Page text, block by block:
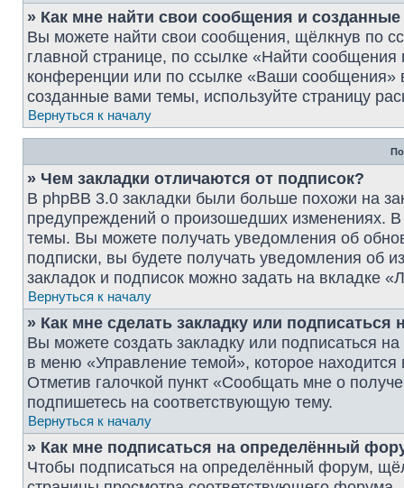
» Как мне найти свои сообщения и
Вы можете найти свои сообщения, щёлкнув по
главной странице, по ссылке «Найти
конференции или по ссылке «Ваши
созданные вами темы, используйте страницу
Вернуться к началу
» Чем закладки отличаются от подписок?
В phpBB 3.0 закладки были больше похожи на
предупреждений о произошедших изменениях.
темы. Вы можете получать уведомления об
подписки, вы будете получать уведомления об
закладок и подписок можно задать на вкладке
Вернуться к началу
» Как мне сделать закладку или
Вы можете создать закладку или подписаться
в меню «Управление темой», которое
Отметив галочкой пункт «Сообщать мне о
подпишетесь на соответствующую тему.
Вернуться к началу
» Как мне подписаться на определённый
Чтобы подписаться на определённый форум,